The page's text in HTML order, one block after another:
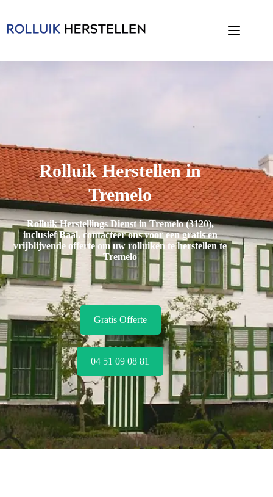
Rolluik Herstellen in
Tremelo
Rolluik Herstellings Dienst in Tremelo (3120),
inclusiefBaal. contacteer ons voor een gratis en
vrijblijvende offerte om uw rolluiken te herstellen te
Tremelo
Gratis Offerte
04 51 09 08 81